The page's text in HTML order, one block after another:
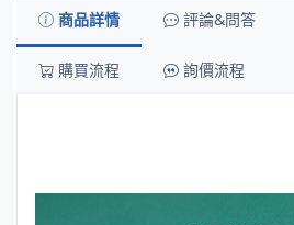
商品詳情 評論&問答
購買流程 詢價流程